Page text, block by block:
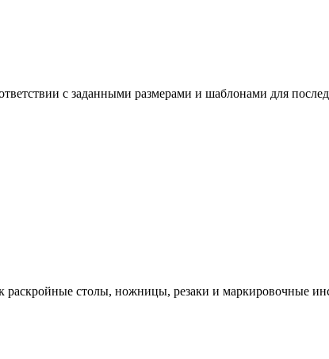
с заданными размерами и шаблонами для
раскройные столы, ножницы, резаки и маркировочные